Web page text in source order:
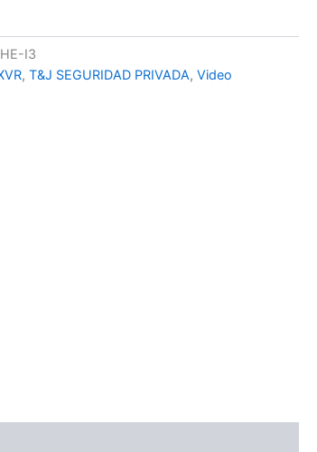
I3
,T&J SEGURIDAD PRIVADA,Video